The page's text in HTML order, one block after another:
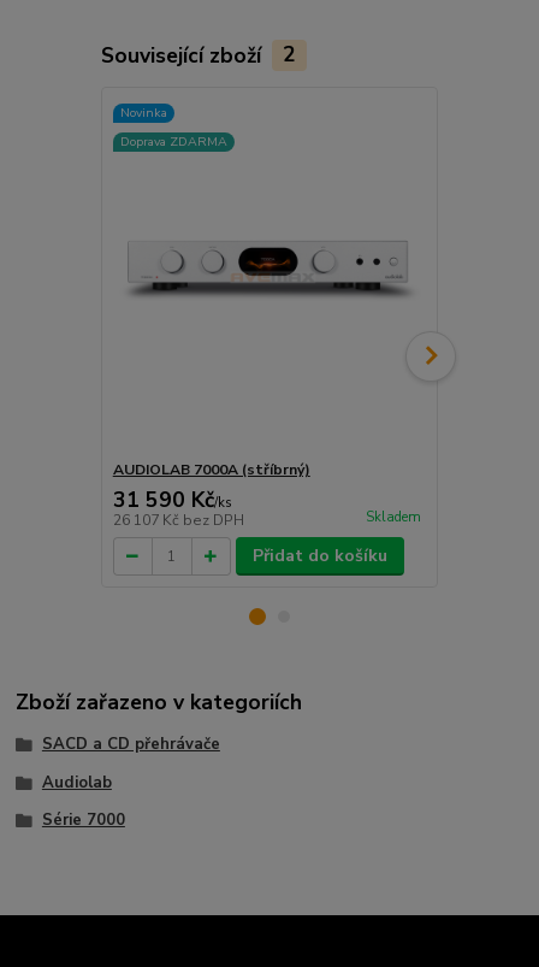
Související zboží 2
Novinka
Doprava ZDARMA
AUDIOLAB 7000A (stříbrný)
31 590 Kč/ks
26 107 Kč bez DPH Skladem
Přidat do košíku
Zboží zařazeno v kategoriích
SACD a CD přehrávače
Audiolab
Série 7000